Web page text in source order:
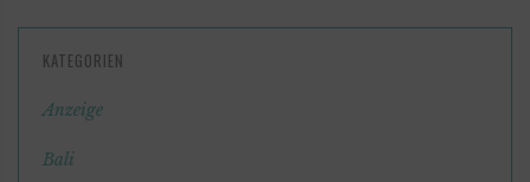
KATEGORIEN
Anzeige
Bali